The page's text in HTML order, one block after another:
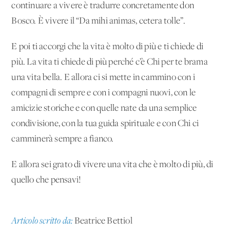
continuare a vivere è tradurre concretamente don
Bosco. È vivere il “Da mihi animas, cetera tolle”.
E poi ti accorgi che la vita è molto di più e ti chiede di
più. La vita ti chiede di più perché c’è Chi per te brama
una vita bella. E allora ci si mette in cammino con i
compagni di sempre e con i compagni nuovi, con le
amicizie storiche e con quelle nate da una semplice
condivisione, con la tua guida spirituale e con Chi ci
camminerà sempre a fianco.
E allora sei grato di vivere una vita che è molto di più, di
quello che pensavi!
Articolo scritto da: Beatrice Bettiol